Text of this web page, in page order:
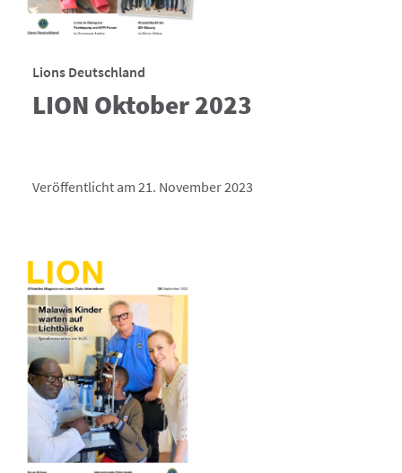
Lions Deutschland
LION Oktober 2023
Veröffentlicht am 21. November 2023